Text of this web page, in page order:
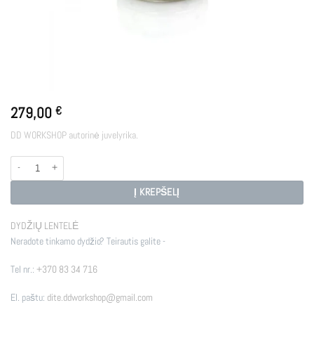
279,00 €
DD WORKSHOP autorinė juvelyrika.
produkto kiekis: BLISS
Į KREPŠELĮ
DYDŽIŲ LENTELĖ
Neradote tinkamo dydžio? Teirautis galite -
Tel nr.: +370 83 34 716
El. paštu: dite.ddworkshop@gmail.com